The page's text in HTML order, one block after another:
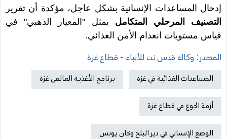
إدخال المساعدات الإنسانية بشكل عاجل، مؤكدة أن تقرير
التصنيف المرحلي المتكامل يمثل "المعيار الذهبي" في
قياس مستويات انعدام الأمن الغذائي.
المصدر: وكالة قدس نت للأنباء - قطاع غزة
المساعدات الغذائية في غزة برنامج الأغذية العالمي غزة
أزمة الجوع في قطاع غزة
الوضع الإنساني في دير البلح وخان يونس